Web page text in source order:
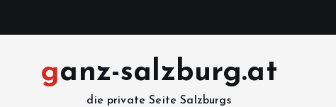
ganz-salzburg.at
die private Seite Salzburgs